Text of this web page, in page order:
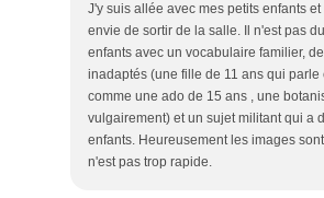
J'y suis allée avec mes petits enfants
envie de sortir de la salle. Il n'est pas
enfants avec un vocabulaire familier,
inadaptés (une fille de 11 ans qui parle
comme une ado de 15 ans , une
vulgairement) et un sujet militant qui a
enfants. Heureusement les images
n'est pas trop rapide.